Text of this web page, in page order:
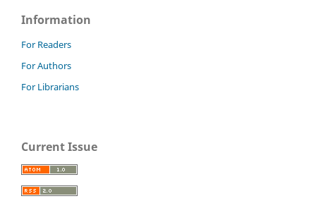
Information
For Readers
For Authors
For Librarians
Current Issue